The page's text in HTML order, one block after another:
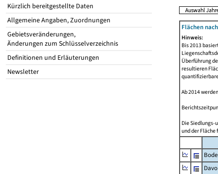
Kürzlich bereitgestellte Daten
Allgemeine Angaben, Zuordnungen
Gebietsveränderungen,
Änderungen zum Schlüsselverzeichnis
Definitionen und Erläuterungen
Newsletter
Flächen
Hinweis:
Bis 2013
Überführung
resultieren
Ab 2014
Die Siedlungs-
und der Fläche